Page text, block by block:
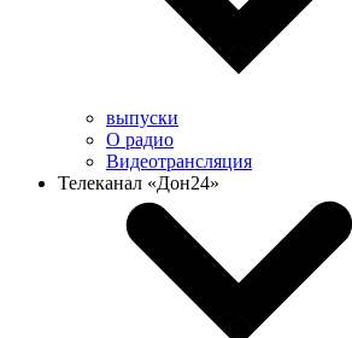
выпуски
О радио
Видеотрансляция
Телеканал «Дон24»